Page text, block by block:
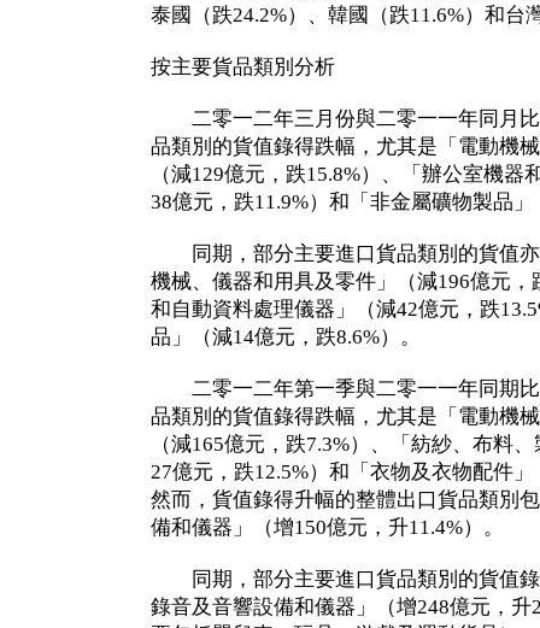
泰國（跌24.2%）、韓國（跌11.6%）和台
按主要貨品類別分析
二零一二年三月份與二零一一年同月比
品類別的貨值錄得跌幅，尤其是「電動機
（減129億元，跌15.8%）、「辦公室機
38億元，跌11.9%）和「非金屬礦物製品
同期，部分主要進口貨品類別的貨值亦
機械、儀器和用具及零件」（減196億元，
和自動資料處理儀器」（減42億元，跌
品」（減14億元，跌8.6%）。
二零一二年第一季與二零一一年同期比
品類別的貨值錄得跌幅，尤其是「電動機
（減165億元，跌7.3%）、「紡紗、布料
27億元，跌12.5%）和「衣物及衣物配件
然而，貨值錄得升幅的整體出口貨品類別
備和儀器」（增150億元，升11.4%）。
同期，部分主要進口貨品類別的貨值錄
錄音及音響設備和儀器」（增248億元，升